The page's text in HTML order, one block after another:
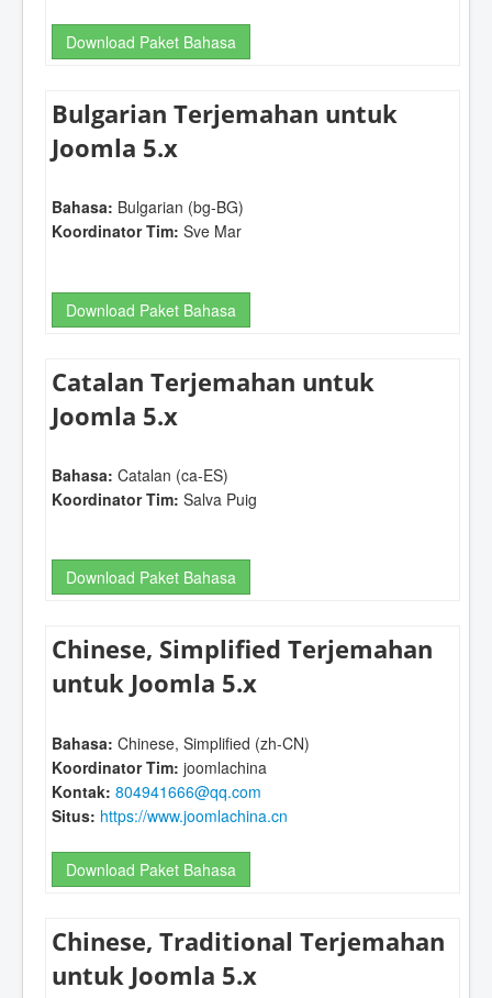
Download Paket Bahasa
Bulgarian Terjemahan untuk
Joomla 5.x
Bahasa: Bulgarian (bg-BG)
Koordinator Tim: Sve Mar
Download Paket Bahasa
Catalan Terjemahan untuk
Joomla 5.x
Bahasa: Catalan (ca-ES)
Koordinator Tim: Salva Puig
Download Paket Bahasa
Chinese, Simplified Terjemahan
untuk Joomla 5.x
Bahasa: Chinese, Simplified (zh-CN)
Koordinator Tim: joomlachina
Kontak: 804941666@qq.com
Situs: https://www.joomlachina.cn
Download Paket Bahasa
Chinese, Traditional Terjemahan
untuk Joomla 5.x